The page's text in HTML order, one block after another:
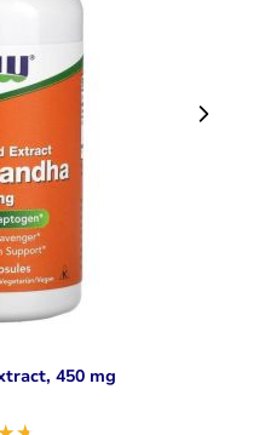
450 mg